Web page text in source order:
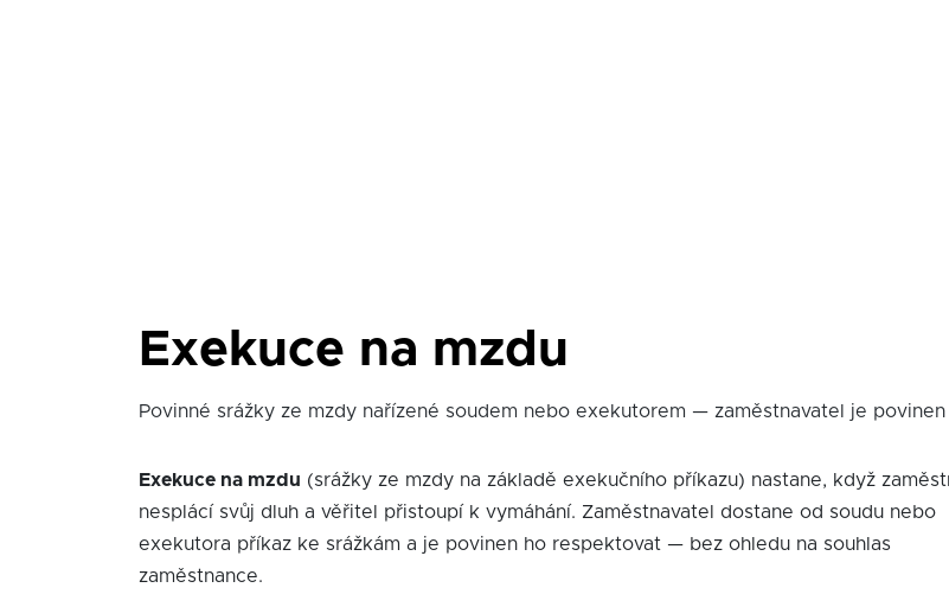
Exekuce na mzdu
Povinné srážky ze mzdy nařízené soudem nebo exekutorem — zaměstnavatel je
Exekuce na mzdu (srážky ze mzdy na základě exekučního příkazu) nastane, když
nesplácí svůj dluh a věřitel přistoupí k vymáhání. Zaměstnavatel dostane od soudu nebo
exekutora příkaz ke srážkám a je povinen ho respektovat — bez ohledu na souhlas
zaměstnance.